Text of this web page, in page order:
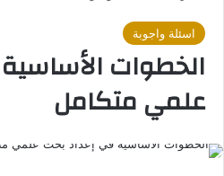
اسئلة واجوبة
الخطوات
علمي متكامل